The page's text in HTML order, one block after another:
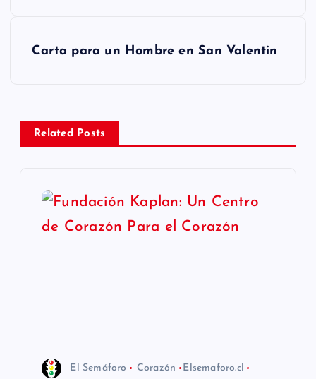
c
Carta para un Hombre en San Valentin
Related Posts
El Semáforo Corazón
Elsemaforo.cl